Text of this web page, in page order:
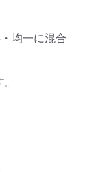
均一に混合